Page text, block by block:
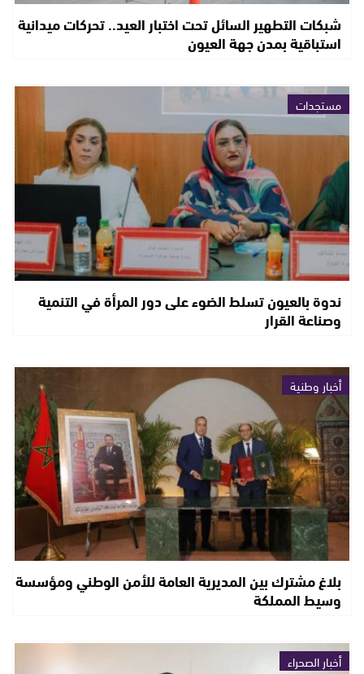
شبكات التطهير السائل تحت اختبار العيد.. تحركات ميدانية
استباقية بمدن جهة العيون
مستجدات
ندوة بالعيون تسلط الضوء على دور المرأة في التنمية
وصناعة القرار
أخبار وطنية
بلاغ مشترك بين المديرية العامة للأمن الوطني ومؤسسة
وسيط المملكة
أخبار الصحراء